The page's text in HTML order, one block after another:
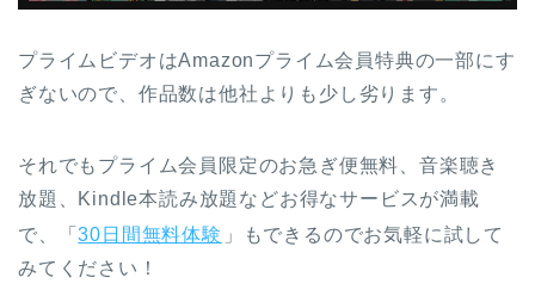
プライムビデオはAmazonプライム会員特典の一部にす
ぎないので、作品数は他社よりも少し劣ります。
それでもプライム会員限定のお急ぎ便無料、音楽聴き
放題、Kindle本読み放題などお得なサービスが満載
で、「30日間無料体験 」もできるのでお気軽に試して
みてください！